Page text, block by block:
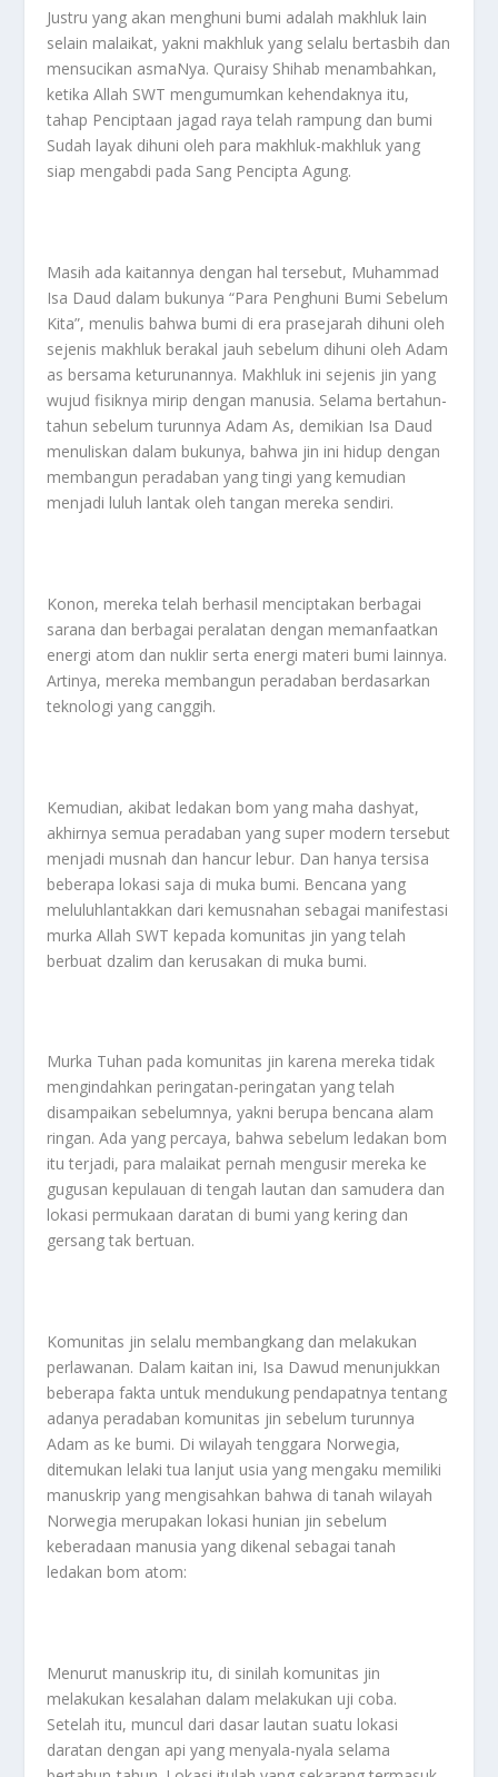
Justru yang akan menghuni bumi adalah makhluk lain
selain malaikat, yakni makhluk yang selalu bertasbih dan
mensucikan asmaNya. Quraisy Shihab menambahkan,
ketika Allah SWT mengumumkan kehendaknya itu,
tahap Penciptaan jagad raya telah rampung dan bumi
Sudah layak dihuni oleh para makhluk-makhluk yang
siap mengabdi pada Sang Pencipta Agung.
Masih ada kaitannya dengan hal tersebut, Muhammad
Isa Daud dalam bukunya “Para Penghuni Bumi Sebelum
Kita”, menulis bahwa bumi di era prasejarah dihuni oleh
sejenis makhluk berakal jauh sebelum dihuni oleh Adam
as bersama keturunannya. Makhluk ini sejenis jin yang
wujud fisiknya mirip dengan manusia. Selama bertahun-
tahun sebelum turunnya Adam As, demikian Isa Daud
menuliskan dalam bukunya, bahwa jin ini hidup dengan
membangun peradaban yang tingi yang kemudian
menjadi luluh lantak oleh tangan mereka sendiri.
Konon, mereka telah berhasil menciptakan berbagai
sarana dan berbagai peralatan dengan memanfaatkan
energi atom dan nuklir serta energi materi bumi lainnya.
Artinya, mereka membangun peradaban berdasarkan
teknologi yang canggih.
Kemudian, akibat ledakan bom yang maha dashyat,
akhirnya semua peradaban yang super modern tersebut
menjadi musnah dan hancur lebur. Dan hanya tersisa
beberapa lokasi saja di muka bumi. Bencana yang
meluluhlantakkan dari kemusnahan sebagai manifestasi
murka Allah SWT kepada komunitas jin yang telah
berbuat dzalim dan kerusakan di muka bumi.
Murka Tuhan pada komunitas jin karena mereka tidak
mengindahkan peringatan-peringatan yang telah
disampaikan sebelumnya, yakni berupa bencana alam
ringan. Ada yang percaya, bahwa sebelum ledakan bom
itu terjadi, para malaikat pernah mengusir mereka ke
gugusan kepulauan di tengah lautan dan samudera dan
lokasi permukaan daratan di bumi yang kering dan
gersang tak bertuan.
Komunitas jin selalu membangkang dan melakukan
perlawanan. Dalam kaitan ini, Isa Dawud menunjukkan
beberapa fakta untuk mendukung pendapatnya tentang
adanya peradaban komunitas jin sebelum turunnya
Adam as ke bumi. Di wilayah tenggara Norwegia,
ditemukan lelaki tua lanjut usia yang mengaku memiliki
manuskrip yang mengisahkan bahwa di tanah wilayah
Norwegia merupakan lokasi hunian jin sebelum
keberadaan manusia yang dikenal sebagai tanah
ledakan bom atom:
Menurut manuskrip itu, di sinilah komunitas jin
melakukan kesalahan dalam melakukan uji coba.
Setelah itu, muncul dari dasar lautan suatu lokasi
daratan dengan api yang menyala-nyala selama